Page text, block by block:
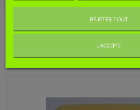
Bougie d'allumage CHAMPION
BKR5ES.
4,55 €
REJETER TOUT
J'ACCEPTE